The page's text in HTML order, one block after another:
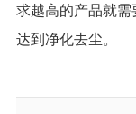
求越高的产品就
达到净化去尘。